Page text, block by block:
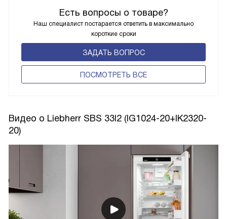
Есть вопросы о товаре?
Наш специалист постарается ответить в максимально
короткие сроки
ЗАДАТЬ ВОПРОС
ПОCМОТРЕТЬ ВСЕ
Видео о Liebherr SBS 33I2 (IG1024-20+IK2320-
20)